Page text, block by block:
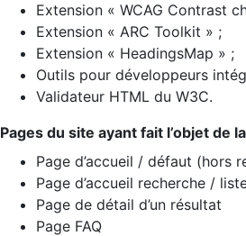
Extension « WCAG Contrast
Extension « ARC Toolkit » ;
Extension « HeadingsMap » ;
Outils pour développeurs
Validateur HTML du W3C.
Pages du site ayant fait l’objet de
Page d’accueil / défaut (hors
Page d’accueil recherche /
Page de détail d’un résultat
Page FAQ